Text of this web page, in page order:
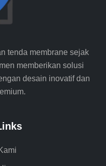
tenda membrane sejak
memberikan solusi
desain inovatif dan